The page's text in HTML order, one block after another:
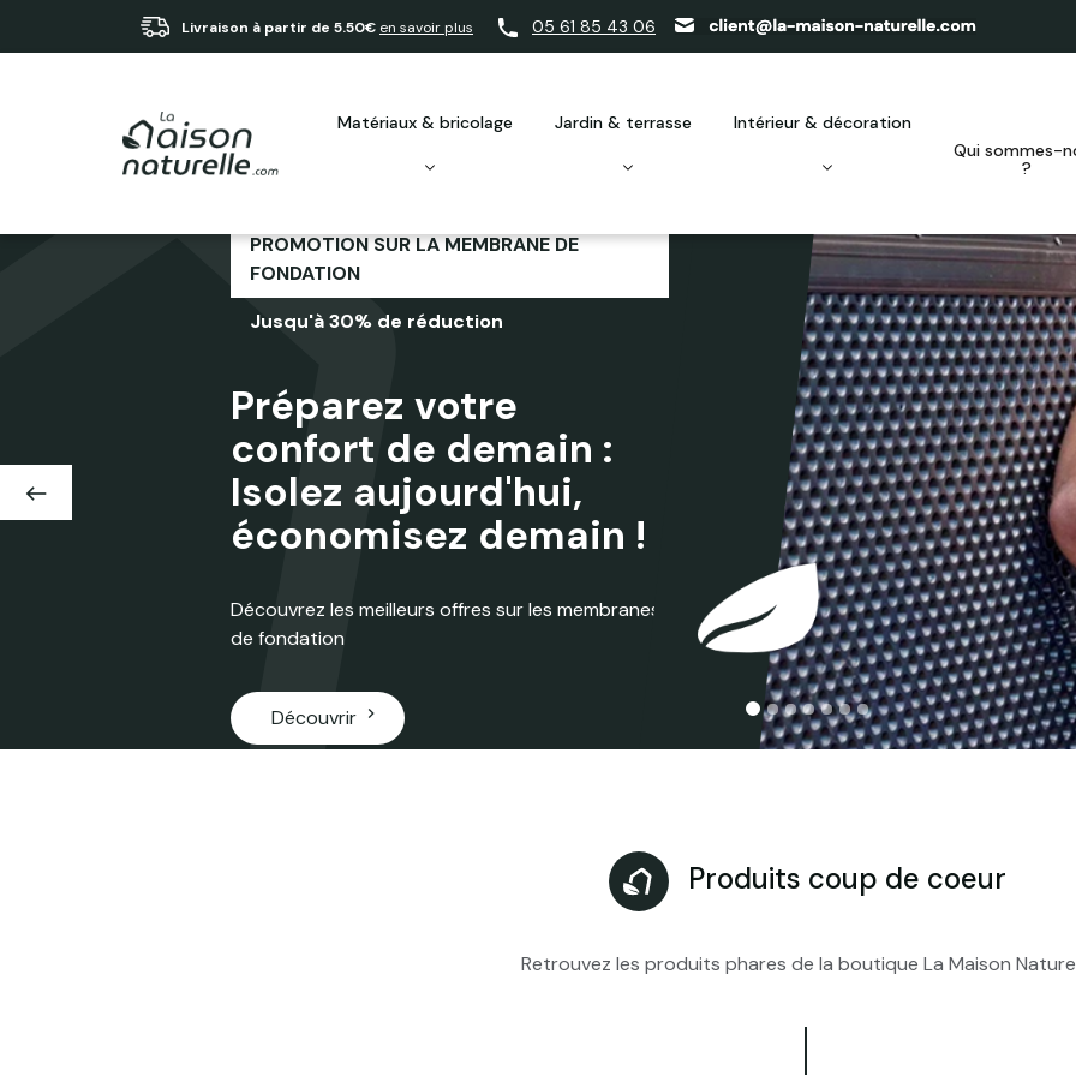
Livraison à partir de 5.50€ en savoir plus 05 61 85 43 06
matériaux & bricolage jardin & terrasse
intérieur & décoration
qui sommes-nous
?
PROMOTION SUR LA MEMBRANE DE
FONDATION
Jusqu'à 30% de réduction
Préparez votre
confort de demain :
Isolez aujourd'hui,
économisez demain !
Découvrez les meilleurs offres sur les membranes
de fondation
Découvrir chevron_right
west
Produits coup de coeur
Retrouvez les produits phares de la boutique La Maison